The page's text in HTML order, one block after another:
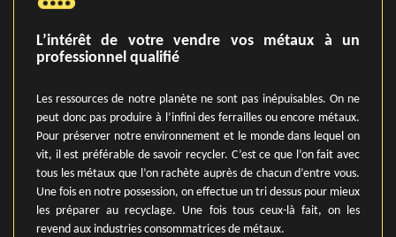
L’intérêt de votre vendre vos métaux à un
professionnel qualifié
Les ressources de notre planète ne sont pas inépuisables. On ne
peut donc pas produire à l’infini des ferrailles ou encore métaux.
Pour préserver notre environnement et le monde dans lequel on
vit, il est préférable de savoir recycler. C’est ce que l’on fait avec
tous les métaux que l’on rachète auprès de chacun d’entre vous.
Une fois en notre possession, on effectue un tri dessus pour mieux
les préparer au recyclage. Une fois tous ceux-là fait, on les
revend aux industries consommatrices de métaux.